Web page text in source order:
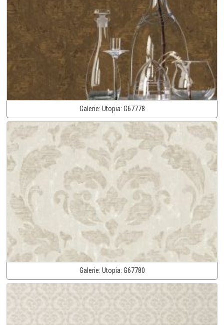
Galerie: Utopia: G67778
Galerie: Utopia: G67780